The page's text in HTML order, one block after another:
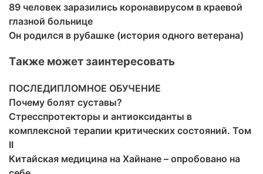
89 человек заразились коронавирусом в краевой
глазной больнице
Он родился в рубашке (история одного ветерана)
Также может заинтересовать
ПОСЛЕДИПЛОМНОЕ ОБУЧЕНИЕ
Почему болят суставы?
Стресспротекторы и антиоксиданты в
комплексной терапии критических состояний. Том
II
Китайская медицина на Хайнане – опробовано на